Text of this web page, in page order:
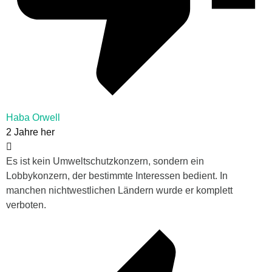
Haba Orwell
2 Jahre her
Es ist kein Umweltschutzkonzern, sondern ein
Lobbykonzern, der bestimmte Interessen bedient. In
manchen nichtwestlichen Ländern wurde er komplett
verboten.